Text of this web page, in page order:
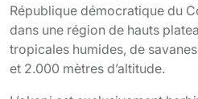
République démocratique du
dans une région de hauts
tropicales humides, de
et 2.000 mètres d’altitude.